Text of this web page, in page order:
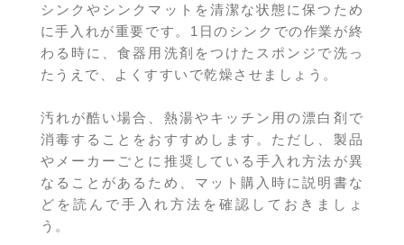
シンクやシンクマットを清潔な状態に保つため
に手入れが重要です。1日のシンクでの作業が終
わる時に、食器用洗剤をつけたスポンジで洗っ
たうえで、よくすすいで乾燥させましょう。
汚れが酷い場合、熱湯やキッチン用の漂白剤で
消毒することをおすすめします。ただし、製品
やメーカーごとに推奨している手入れ方法が異
なることがあるため、マット購入時に説明書な
どを読んで手入れ方法を確認しておきましょ
う。